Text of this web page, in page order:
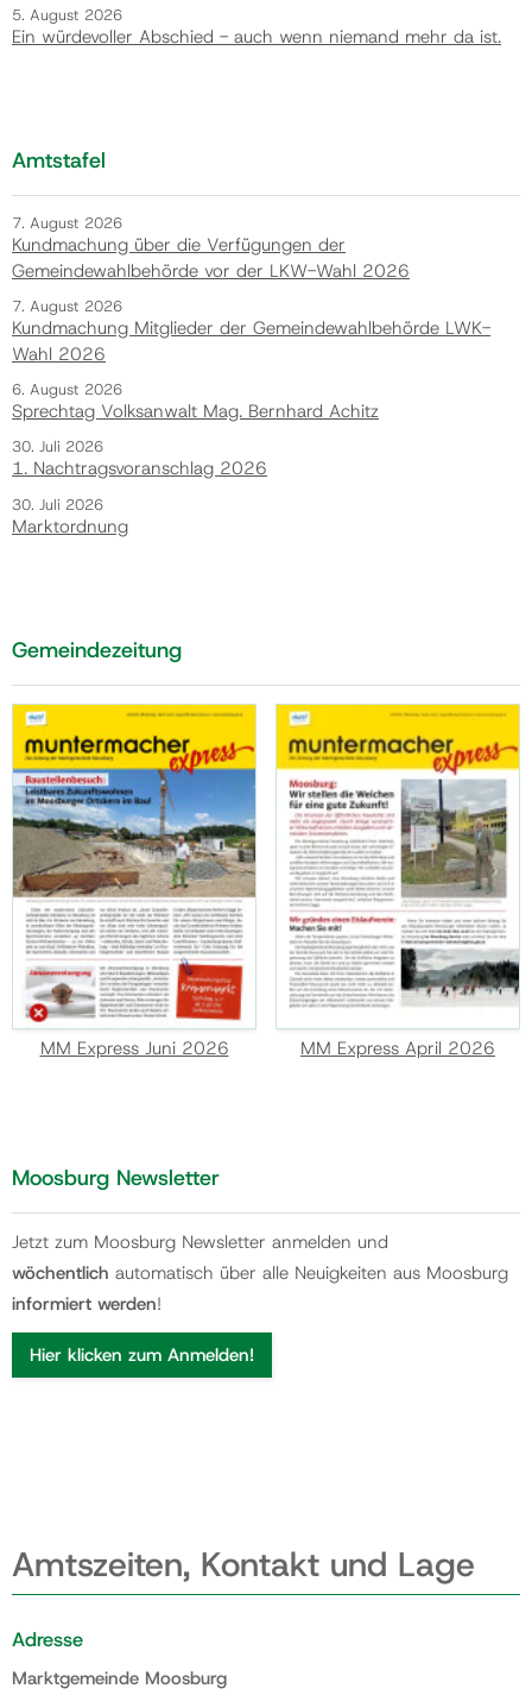
5. August 2026
Ein würdevoller Abschied - auch wenn niemand mehr da ist.
Amtstafel
7. August 2026
Kundmachung über die Verfügungen der
Gemeindewahlbehörde vor der LKW-Wahl 2026
7. August 2026
Kundmachung Mitglieder der Gemeindewahlbehörde LWK-
Wahl 2026
6. August 2026
Sprechtag Volksanwalt Mag. Bernhard Achitz
30. Juli 2026
1. Nachtragsvoranschlag 2026
30. Juli 2026
Marktordnung
Gemeindezeitung
MM Express Juni 2026 MM Express April 2026
Moosburg Newsletter
Jetzt zum Moosburg Newsletter anmelden und
wöchentlich automatisch über alle Neuigkeiten aus Moosburg
informiert werden!
Hier klicken zum Anmelden!
Amtszeiten, Kontakt und Lage
Adresse
Marktgemeinde Moosburg